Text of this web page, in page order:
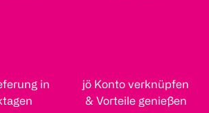
in
jö Konto verknüpfen
& Vorteile genießen